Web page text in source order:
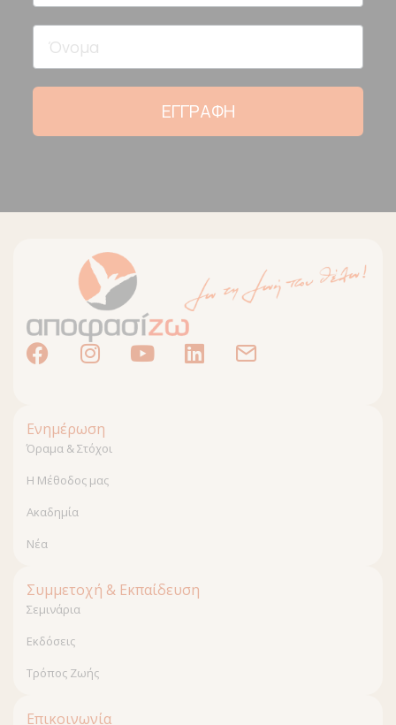
ΕΓΓΡΑΦΗ
Ενημέρωση
Όραμα & Στόχοι
Η Μέθοδος μας
Ακαδημία
Νέα
Συμμετοχή & Εκπαίδευση
Σεμινάρια
Εκδόσεις
Τρόπος Ζωής
Επικοινωνία